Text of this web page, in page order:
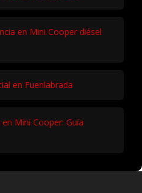
en Mini Cooper diésel
en Fuenlabrada
Mini Cooper: Guía